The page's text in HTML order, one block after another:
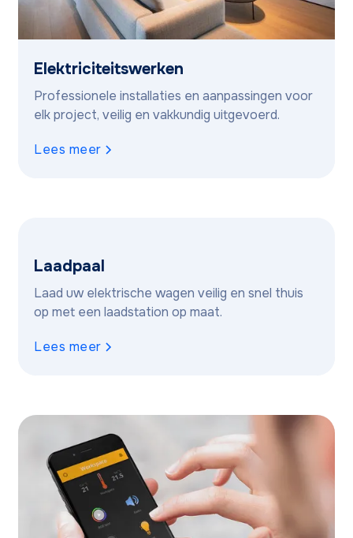
Elektriciteitswerken
Professionele installaties en aanpassingen voor
elk project, veilig en vakkundig uitgevoerd.
Lees meer
Laadpaal
Laad uw elektrische wagen veilig en snel thuis
op met een laadstation op maat.
Lees meer